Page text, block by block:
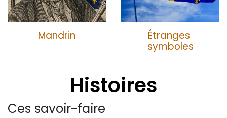
Mandrin
Étranges
symboles
Histoires
Ces savoir-faire